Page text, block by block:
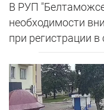
В РУП
необходимости
при регистрации в